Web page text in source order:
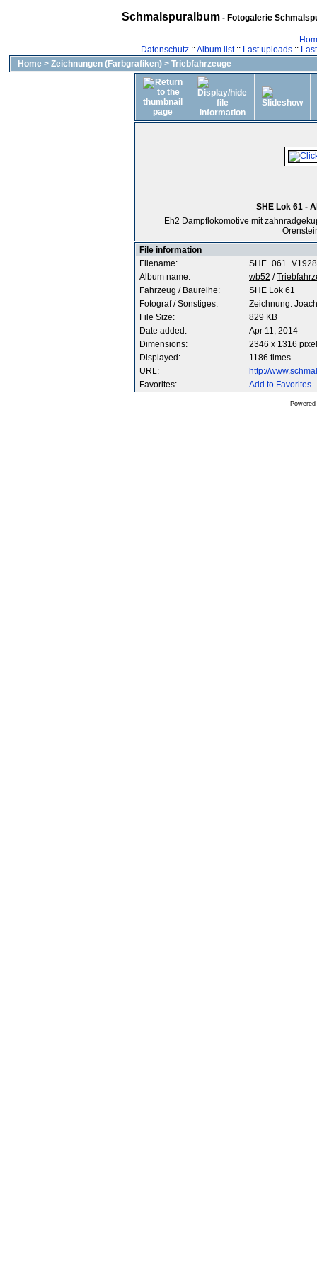
Schmalspuralbum- Fotogalerie
Datenschutz::Album list:: Last uploads::
Home > Zeichnungen (Farbgrafiken) > Triebfahrzeuge
SHE Lok 61 -
Eh2 Dampflokomotive mit
File information
Filename:
Album name:
wb52 /
Fahrzeug / Baureihe:
SHE Lok 61
Fotograf / Sonstiges:
Zeichnung:
File Size:
829 KB
Date added:
Apr 11, 2014
Dimensions:
2346 x 1316
Displayed:
1186 times
URL:
http://
Favorites:
Add to Favorites